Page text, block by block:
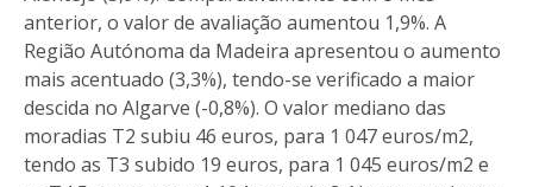
anterior, o valor de avaliação aumentou 1,9%. A
Região Autónoma da Madeira apresentou o aumento
mais acentuado (3,3%), tendo-se verificado a maior
descida no Algarve (-0,8%). O valor mediano das
moradias T2 subiu 46 euros, para 1 047 euros/m2,
tendo as T3 subido 19 euros, para 1 045 euros/m2 e